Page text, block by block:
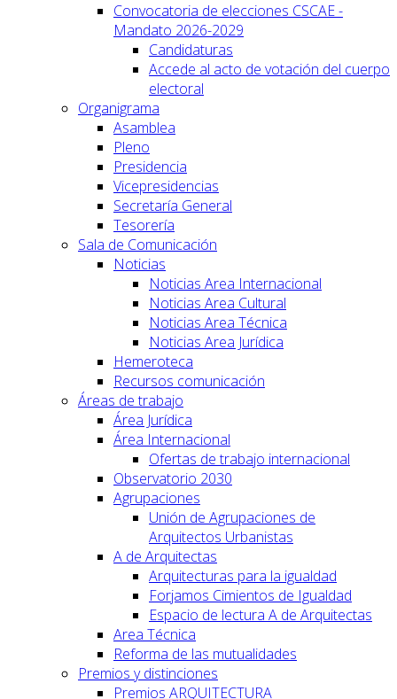
Convocatoria de elecciones CSCAE -
Mandato 2026-2029
Candidaturas
Accede al acto de votación del cuerpo
electoral
Organigrama
Asamblea
Pleno
Presidencia
Vicepresidencias
Secretaría General
Tesorería
Sala de Comunicación
Noticias
Noticias Area Internacional
Noticias Area Cultural
Noticias Area Técnica
Noticias Area Jurídica
Hemeroteca
Recursos comunicación
Áreas de trabajo
Área Jurídica
Área Internacional
Ofertas de trabajo internacional
Observatorio 2030
Agrupaciones
Unión de Agrupaciones de
Arquitectos Urbanistas
A de Arquitectas
Arquitecturas para la igualdad
Forjamos Cimientos de Igualdad
Espacio de lectura A de Arquitectas
Area Técnica
Reforma de las mutualidades
Premios y distinciones
Premios ARQUITECTURA